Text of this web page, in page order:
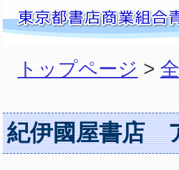
トップページ >
紀伊國屋書店